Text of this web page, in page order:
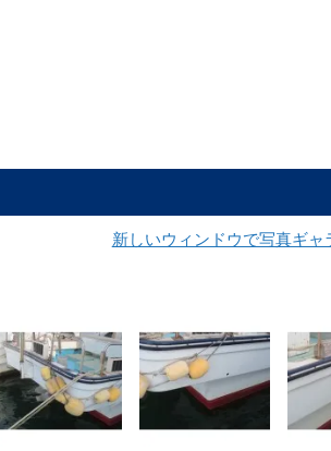
新しいウィンドウで写真ギャ